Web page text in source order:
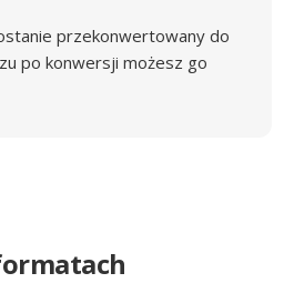
przekonwertowany do
po konwersji możesz go